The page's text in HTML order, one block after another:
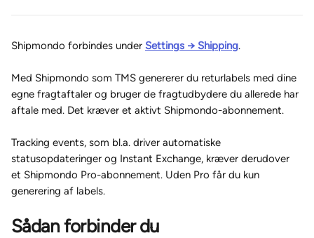
Shipmondo forbindes under Settings → Shipping.
Med Shipmondo som TMS genererer du returlabels med dine
egne fragtaftaler og bruger de fragtudbydere du allerede har
aftale med. Det kræver et aktivt Shipmondo-abonnement.
Tracking events, som bl.a. driver automatiske
statusopdateringer og Instant Exchange, kræver derudover
et Shipmondo Pro-abonnement. Uden Pro får du kun
generering af labels.
Sådan forbinder du